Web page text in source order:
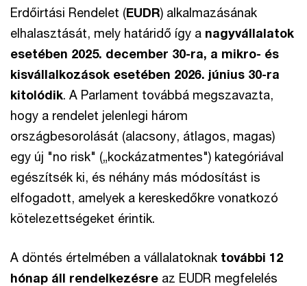
Erdőirtási Rendelet (EUDR) alkalmazásának
elhalasztását, mely határidő így a nagyvállalatok
esetében 2025. december 30-ra, a mikro- és
kisvállalkozások esetében 2026. június 30-ra
kitolódik. A Parlament továbbá megszavazta,
hogy a rendelet jelenlegi három
országbesorolását (alacsony, átlagos, magas)
egy új "no risk" („kockázatmentes") kategóriával
egészítsék ki, és néhány más módosítást is
elfogadott, amelyek a kereskedőkre vonatkozó
kötelezettségeket érintik.
A döntés értelmében a vállalatoknak további 12
hónap áll rendelkezésre az EUDR megfelelés